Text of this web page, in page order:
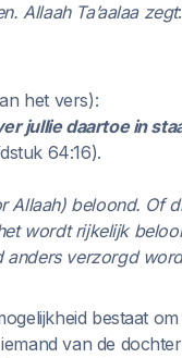
Allaah Ta’aalaa zegt:
het vers):
jullie daartoe in
64:16).
Allaah) beloond. Of
wordt rijkelijk
anders verzorgd
bestaat
van de